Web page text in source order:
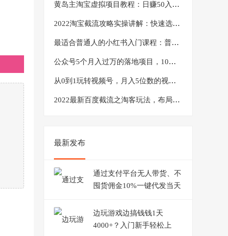
黄岛主淘宝虚拟项目教程：日赚50入门基础班（两节课附配套资料）
2022淘宝截流攻略实操讲解：快速选品+直接复制+快速起店
最适合普通人的小红书入门课程：普通人如何通过做小红书年入50万
公众号5个月入过万的落地项目，10大获客渠道，实测涨粉21万
从0到1玩转视频号，月入5位数的视频号搬运项目，定位+选品+制作+变现全流程
2022最新百度截流之淘客玩法，布局流量一单利润可达300+【视频课程】
最新发布
通过支付平台无人带货、不
囤货佣金10%一键代发当天
边玩游戏边搞钱钱1天
4000+？入门新手轻松上